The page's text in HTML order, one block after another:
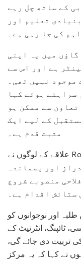
کے ساتھ چل رہے
تعلیم اور
کی جا رہی ہے۔
میں یہ اپنی
ہے اور اس سے
موجود نہیں تھی۔
سراہتے ہوئے کہا
سے ممکن ہو
کے لیے ایک
مثبت قدم ہے۔
علاقے کے لوگوں نے Rouble Nagi اور ان کی فاؤنڈیشن کا
اور پسماندہ
منصوبے شروع
ستائش اقدام ہے۔
اور نوجوانوں کو
ٹائپنگ، انٹرنیٹ کے
تربیت دی جائے گی،
نے کہا کہ یہ مرکز